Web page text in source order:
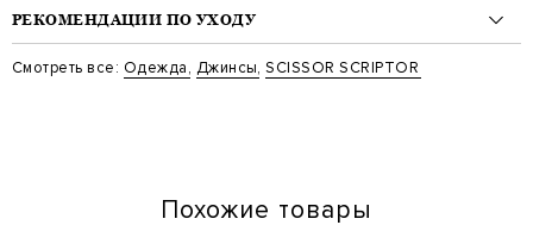
Материал: хлопок 71%, полиамид 29%
Цвет: Синий
РЕКОМЕНДАЦИИ ПО УХОДУ
Стирка: Деликатная стирка при температуре воды до 30 градусов
Отбеливание: Отбеливание запрещено
Смотреть все: Одежда, Джинсы,SCISSOR SCRIPTOR
Похожие товары